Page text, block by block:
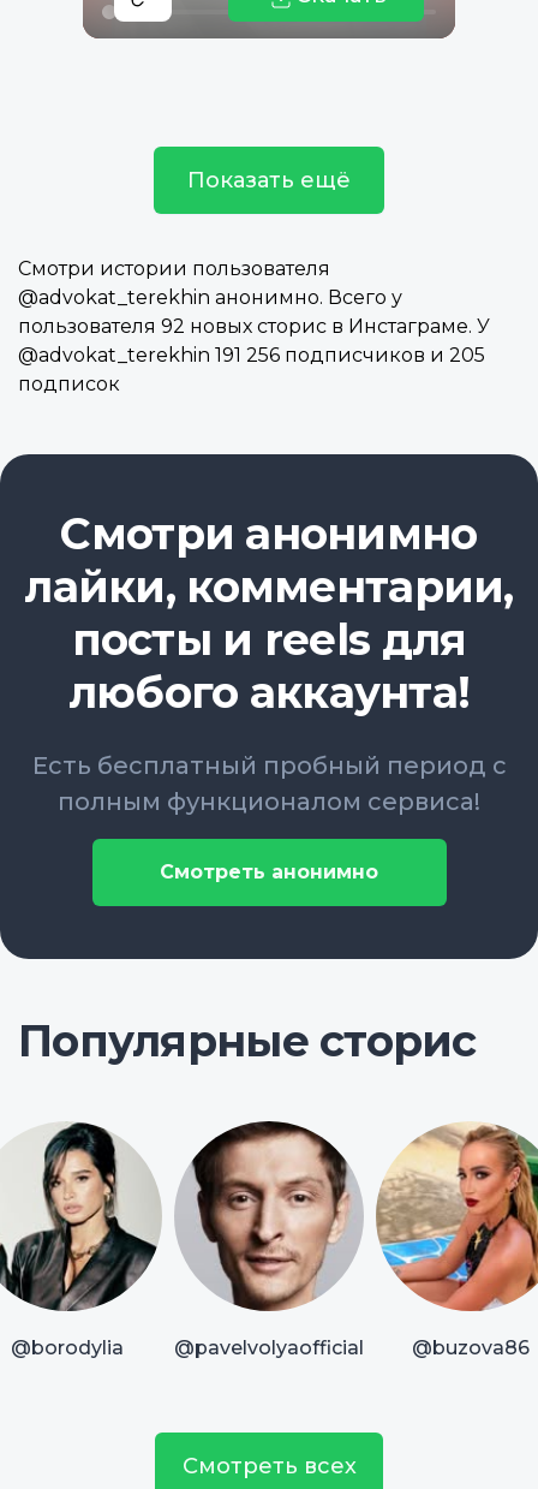
Показать ещё
Смотри истории пользователя
@advokat_terekhin анонимно. Всего у
пользователя 92 новых сторис в Инстаграме. У
@advokat_terekhin 191 256 подписчиков и 205
подписок
Смотри анонимно
лайки, комментарии,
посты и reels для
любого аккаунта!
Есть бесплатный пробный период с
полным функционалом сервиса!
Смотреть анонимно
Популярные сторис
@borodylia @pavelvolyaofficial @buzova86
Смотреть всех